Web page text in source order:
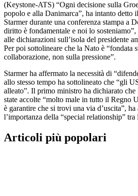
(Keystone-ATS) “Ogni decisione sulla
popolo e alla Danimarca”, ha intanto detto
Starmer durante una conferenza stampa a
diritto è fondamentale e noi lo
alle dichiarazioni sull’isola del presidente
Per poi sottolineare che la Nato è “fondata
collaborazione, non sulla pressione”.
Starmer ha affermato la necessità di
allo stesso tempo ha sottolineato che “gli
alleato”. Il primo ministro ha dichiarato
state accolte “molto male in tutto il Regno
è garantire che si trovi una via d’uscita”,
l’importanza della “special relationship”
Articoli più popolari